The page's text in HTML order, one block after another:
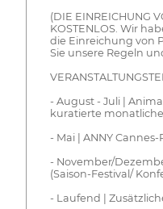
(DIE EINREICHUNG
KOSTENLOS. Wir
die Einreichung von
Sie unsere Regeln
- August - Juli |
kuratierte
- Mai | ANNY
- November/
(Saison-Festival/
- Laufend |